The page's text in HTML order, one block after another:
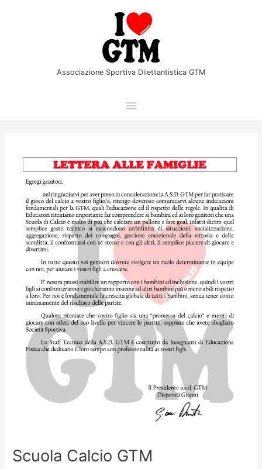
Associazione Sportiva Dilettantistica GTM
Menu
principale
Scuola Calcio GTM